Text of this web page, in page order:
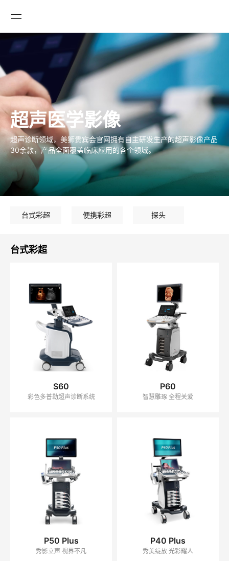
UNITED STATES
超声医学影像
超声诊断领域，美狮贵宾会官网拥有自主研发生产的超声影像产品
30余款，产品全面覆盖临床应用的各个领域。
台式彩超 便携彩超 探头
台式彩超
S60
彩色多普勒超声诊断系统
P60
智慧雕琢 全程关爱
P50 Plus
秀影立声 视界不凡
P40 Plus
秀美绽放 光彩耀人